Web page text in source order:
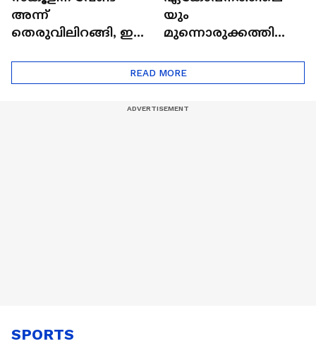
അന്ന്
തെരുവിലിറങ്ങി, ഇന്ന്
അധ്യാപകനായെത്തി
അലന്‍ | Idukki |
യും
മുന്നൊരുക്കത്തിലെ
ഇഴഞ്ഞിഴഞ്ഞ്
കൊച്ചി മെട്രോയുടെ
READ MORE
SPORTS